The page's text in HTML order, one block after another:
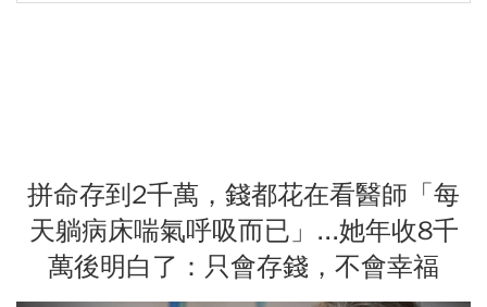
拼命存到2千萬，錢都花在看醫師「每
天躺病床喘氣呼吸而已」...她年收8千
萬後明白了：只會存錢，不會幸福